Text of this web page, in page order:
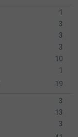
1
3
3
3
10
1
19
3
13
3